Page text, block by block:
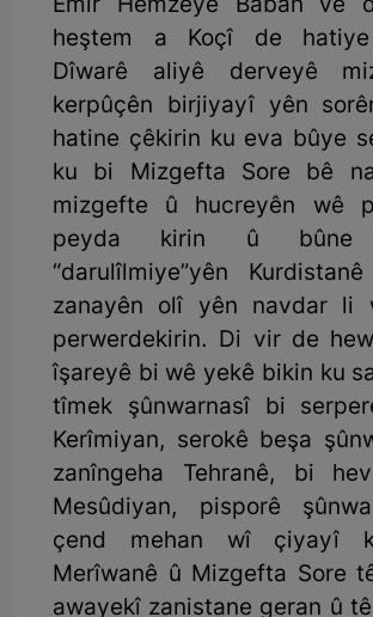
Emîr Hemzeyê Baban ve
heştem a Koçî de hatiye
Dîwarê aliyê derveyê
kerpûçên birjiyayî yên
hatine çêkirin ku eva bûye
ku bi Mizgefta Sore bê
mizgefte û hucreyên wê
peyda kirin û
“darulîlmiye”yên
zanayên olî yên navdar li
perwerdekirin. Di vir de
îşareyê bi wê yekê bikin ku
tîmek şûnwarnasî bi
Kerîmiyan, serokê beşa
zanîngeha Tehranê, bi
Mesûdiyan, pisporê
çend mehan wî çiyayî
Merîwanê û Mizgefta Sore
awayekî zanistane geran û